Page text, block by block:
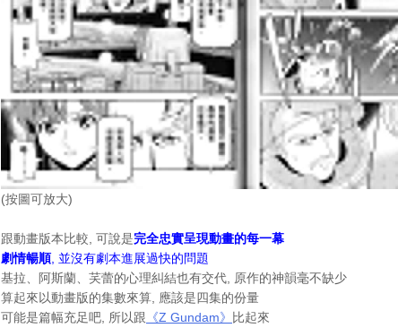
(按圖可放大)
跟動畫版本比較, 可說是完全忠實呈現動畫的每一幕
劇情暢順, 並沒有劇本進展過快的問題
基拉、阿斯蘭、芺蕾的心理糾結也有交代, 原作的神韻毫不缺少
算起來以動畫版的集數來算, 應該是四集的份量
可能是篇幅充足吧, 所以跟 《Z Gundam》
比起來